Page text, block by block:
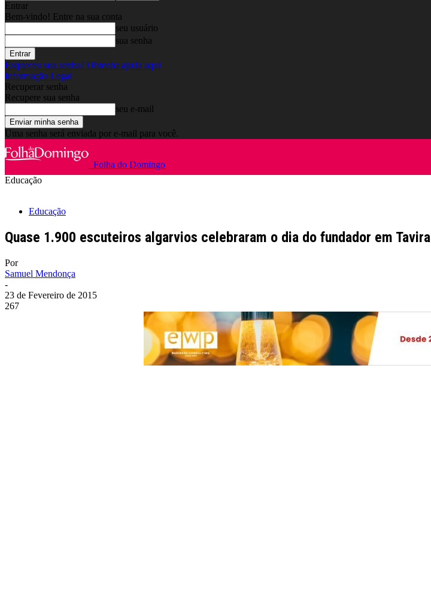
Entrar
Bem-vindo! Entre na sua conta
seu usuário
sua senha
Esqueceu sua senha? Obtenha ajuda aqui
Informação Legal
Recuperar senha
Recupere sua senha
seu e-mail
Uma senha será enviada por e-mail para você.
Folha do Domingo
Educação
Educação
Quase 1.900 escuteiros algarvios celebraram o dia do fundador em Tavira
Por
Samuel Mendonça
-
23 de Fevereiro de 2015
267